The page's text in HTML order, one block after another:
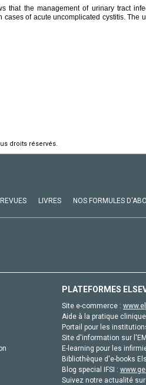
that the management of urinary tract
cases of acute uncomplicated cystitis. The
droits réservés.
REVUES LIVRES NOS FORMULES
PLATEFORMES
Site e-commerce :
Aide à la pratique
Portail pour les
Site d'information sur
E-learning pour les
Bibliothèque d'e-books
Blog special IFSI :
Suivez notre actualité